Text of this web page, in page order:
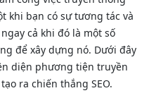
khi bạn có sự tương tác và
cả khi đó là một số
để xây dựng nó. Dưới đây
diện phương tiện truyền
ra chiến thắng SEO.